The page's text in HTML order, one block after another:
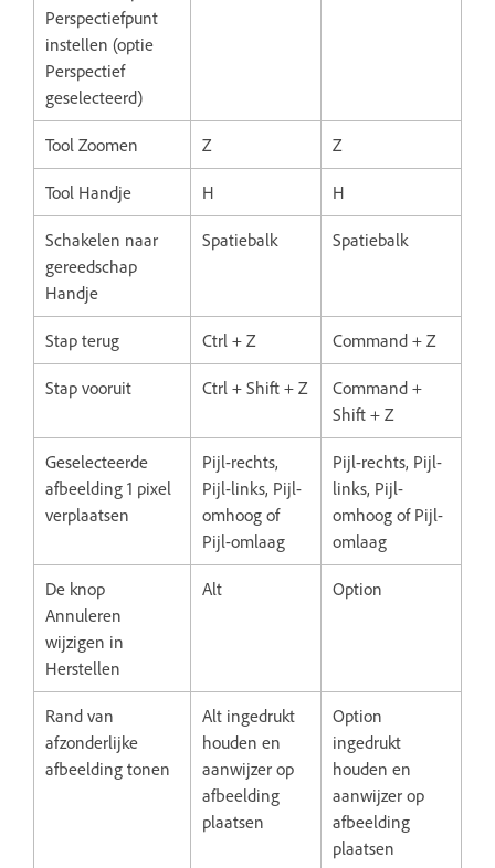
Perspectiefpunt
instellen (optie
Perspectief
geselecteerd)
Tool Zoomen Z Z
Tool Handje H H
Schakelen naar
gereedschap
Handje
Spatiebalk Spatiebalk
Stap terug Ctrl + Z Command + Z
Stap vooruit Ctrl + Shift + Z
Command +
Shift + Z
Geselecteerde
afbeelding 1 pixel
verplaatsen
Pijl-rechts,
Pijl-links, Pijl-
omhoog of
Pijl-omlaag
Pijl-rechts, Pijl-
links, Pijl-
omhoog of Pijl-
omlaag
De knop
Annuleren
wijzigen in
Herstellen
Alt Option
Rand van
afzonderlijke
afbeelding tonen
Alt ingedrukt
houden en
aanwijzer op
afbeelding
plaatsen
Option
ingedrukt
houden en
aanwijzer op
afbeelding
plaatsen